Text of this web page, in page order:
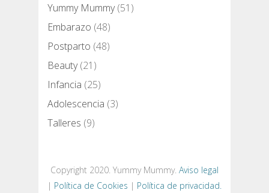
Yummy Mummy(51)
Embarazo (48)
Postparto (48)
Beauty(21)
Infancia (25)
Adolescencia (3)
Talleres (9)
Copyright 2020. Yummy Mummy. Aviso legal
| Política de Cookies | Política de privacidad.